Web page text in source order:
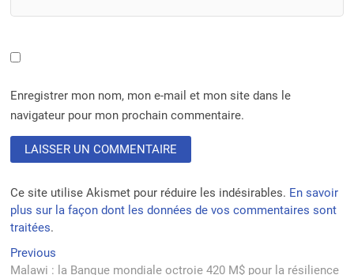
Enregistrer mon nom, mon e-mail et mon site dans le
navigateur pour mon prochain commentaire.
Ce site utilise Akismet pour réduire les indésirables. En savoir
plus sur la façon dont les données de vos commentaires sont
traitées.
Navigation
Previous
post:
Malawi : la Banque mondiale octroie 420 M$ pour la résilience